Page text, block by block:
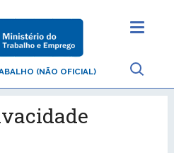
(NÃO OFICIAL)